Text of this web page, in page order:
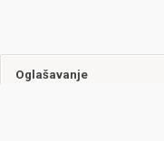
Oglašavanje